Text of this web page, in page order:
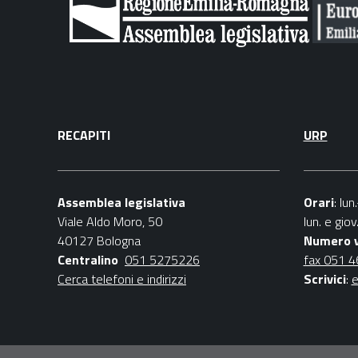
RECAPITI
Assemblea legislativa
Viale Aldo Moro, 50
40127 Bologna
Centralino 051 5275226
Cerca telefoni e indirizzi
URP
Orari:
lun. e
Numero
fax 051
Scrivici: